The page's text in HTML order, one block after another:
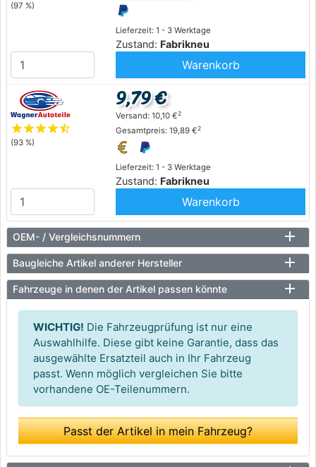
(97 %)
Lieferzeit: 1 - 3 Werktage
Zustand: Fabrikneu
Warenkorb
starstarstarstarstar_half
(93 %)
Lieferzeit: 1 - 3 Werktage
Zustand: Fabrikneu
9,79 €
Versand: 10,10 €2
Gesamtpreis: 19,89 €2
Warenkorb
OEM- / Vergleichsnummern
Baugleiche Artikel anderer Hersteller
Fahrzeuge in denen der Artikel passen könnte
WICHTIG! Die Fahrzeugprüfung ist nur eine
Auswahlhilfe. Diese gibt keine Garantie, dass das
ausgewählte Ersatzteil auch in Ihr Fahrzeug
passt. Wenn möglich vergleichen Sie bitte
vorhandene OE-Teilenummern.
Passt der Artikel in mein Fahrzeug?